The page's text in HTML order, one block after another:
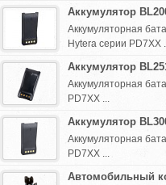
Аккумулятор
Аккумуляторная
Hytera серии PD7XX
Аккумулятор
Аккумуляторная
PD7XX ...
Аккумулятор
Аккумуляторная
PD7XX ...
Автомобильный